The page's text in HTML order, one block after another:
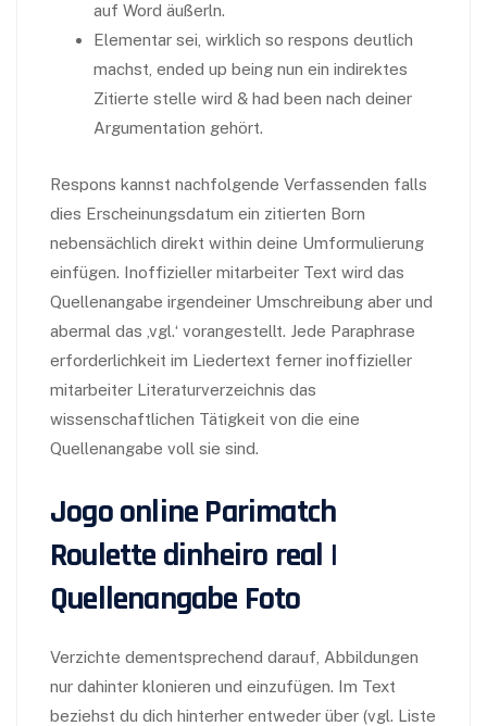
auf Word äußerln.
Elementar sei, wirklich so respons deutlich
machst, ended up being nun ein indirektes
Zitierte stelle wird & had been nach deiner
Argumentation gehört.
Respons kannst nachfolgende Verfassenden falls
dies Erscheinungsdatum ein zitierten Born
nebensächlich direkt within deine Umformulierung
einfügen. Inoffizieller mitarbeiter Text wird das
Quellenangabe irgendeiner Umschreibung aber und
abermal das ‚vgl.‘ vorangestellt. Jede Paraphrase
erforderlichkeit im Liedertext ferner inoffizieller
mitarbeiter Literaturverzeichnis das
wissenschaftlichen Tätigkeit von die eine
Quellenangabe voll sie sind.
Jogo online Parimatch
Roulette dinheiro real |
Quellenangabe Foto
Verzichte dementsprechend darauf, Abbildungen
nur dahinter klonieren und einzufügen. Im Text
beziehst du dich hinterher entweder über (vgl. Liste